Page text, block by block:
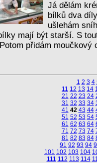
Já dělám
bílků dva
ušlehám
mají být starší. S
přidám moučkový
1 2 3 4
11 12 13 14
21 22 23 24
31 32 33 34
41 42 43 44
51 52 53 54
61 62 63 64
71 72 73 74
81 82 83 84
91 92 93 94
101 102 103 104
111 112 113 114